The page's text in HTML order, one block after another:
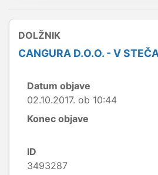
DOLŽNIK
CANGURA D.O.O. - V
Datum objave
02.10.2017. ob 10:44
Konec objave
ID
3493287